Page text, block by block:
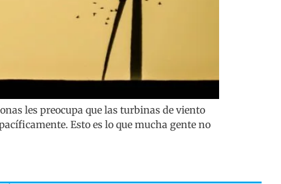
les preocupa que las turbinas de viento
Esto es lo que mucha gente no